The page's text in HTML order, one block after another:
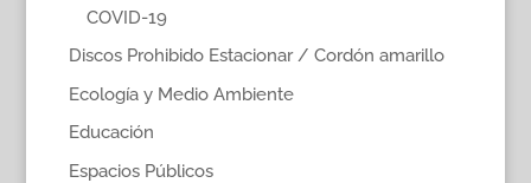
COVID-19
Discos Prohibido Estacionar / Cordón amarillo
Ecología y Medio Ambiente
Educación
Espacios Públicos